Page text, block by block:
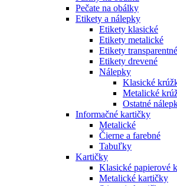
Pečate na obálky
Etikety a nálepky
Etikety klasické
Etikety metalické
Etikety transparentné
Etikety drevené
Nálepky
Klasické
Metalické
Ostatné
Informačné kartičky
Metalické
Čierne a farebné
Tabuľky
Kartičky
Klasické papierové
Metalické kartičky